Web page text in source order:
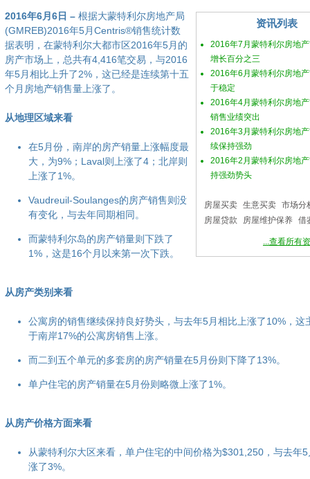
资讯列表
2016年7月蒙特利尔房地
增长百分之三
2016年6月蒙特利尔房地
于稳定
2016年4月蒙特利尔房地
销售业绩突出
2016年3月蒙特利尔房地
续保持强劲
2016年2月蒙特利尔房地
持强劲势头
房屋买卖 生意买卖 市场分
房屋贷款
房屋维护保养 借
...查看所有
2016年6月6日 – 根据大蒙特利尔房地产局
(GMREB)2016年5月Centris®销售统计数
据表明，在蒙特利尔大都市区2016年5月的
房产市场上，总共有4,416笔交易，与2016
年5月相比上升了2%，这已经是连续第十五
个月房地产销售量上涨了。
从地理区域来看
在5月份，南岸的房产销量上涨幅度最
大，为9%；Laval则上涨了4；北岸则
上涨了1%。
Vaudreuil-Soulanges的房产销售则没
有变化，与去年同期相同。
而蒙特利尔岛的房产销量则下跌了
1%，这是16个月以来第一次下跌。
从房产类别来看
公寓房的销售继续保持良好势头，与去年5月相比上涨了10%，这
于南岸17%的公寓房销售上涨。
而二到五个单元的多套房的房产销量在5月份则下降了13%。
单户住宅的房产销量在5月份则略微上涨了1%。
从房产价格方面来看
从蒙特利尔大区来看，单户住宅的中间价格为$301,250，与去年
涨了3%。